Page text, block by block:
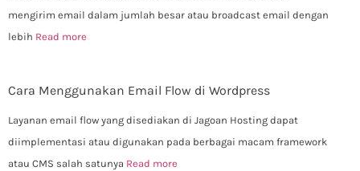
mengirim email dalam jumlah besar atau broadcast email dengan
lebih Read more
Cara Menggunakan Email Flow di Wordpress
Layanan email flow yang disediakan di Jagoan Hosting dapat
diimplementasi atau digunakan pada berbagai macam framework
atau CMS salah satunya Read more